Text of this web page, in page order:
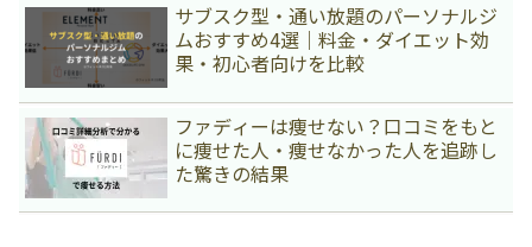
サブスク型・通い放題のパーソナルジ
ムおすすめ4選｜料金・ダイエット効
果・初心者向けを比較
ファディーは痩せない？口コミをもと
に痩せた人・痩せなかった人を追跡し
た驚きの結果